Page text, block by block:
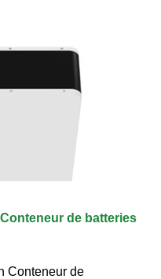
de batteries
Conteneur de